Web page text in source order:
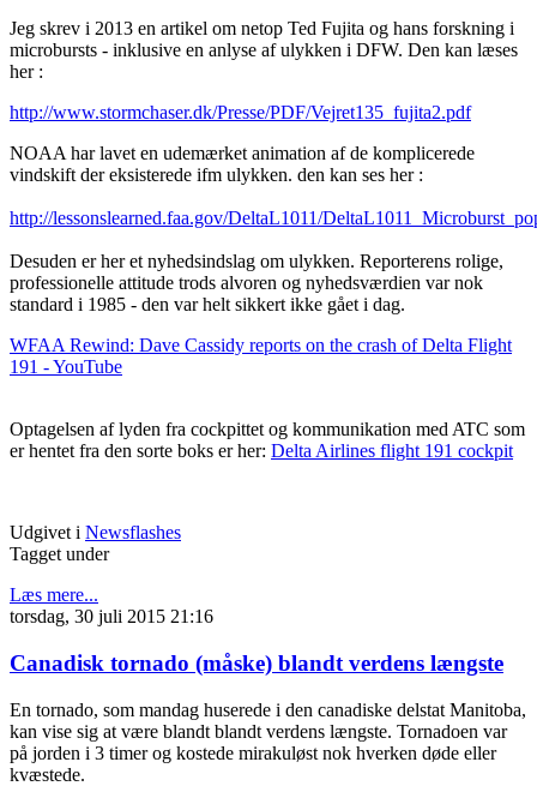
Jeg skrev i 2013 en artikel om netop Ted Fujita og hans forskning i
microbursts - inklusive en anlyse af ulykken i DFW. Den kan læses
her :
http://www.stormchaser.dk/Presse/PDF/Vejret135_fujita2.pdf
NOAA har lavet en udemærket animation af de komplicerede
vindskift der eksisterede ifm ulykken. den kan ses her :
http://lessonslearned.faa.gov/DeltaL1011/
Desuden er her et nyhedsindslag om ulykken. Reporterens rolige,
professionelle attitude trods alvoren og nyhedsværdien var nok
standard i 1985 - den var helt sikkert ikke gået i dag.
WFAA Rewind: Dave Cassidy reports on the crash of Delta Flight
191 - YouTube
Optagelsen af lyden fra cockpittet og kommunikation med ATC som
er hentet fra den sorte boks er her: Delta Airlines flight 191 cockpit
Udgivet i Newsflashes
Tagget under
Læs mere...
torsdag, 30 juli 2015 21:16
Canadisk tornado (måske) blandt verdens længste
En tornado, som mandag huserede i den canadiske delstat Manitoba,
kan vise sig at være blandt blandt verdens længste. Tornadoen var
på jorden i 3 timer og kostede mirakuløst nok hverken døde eller
kvæstede.